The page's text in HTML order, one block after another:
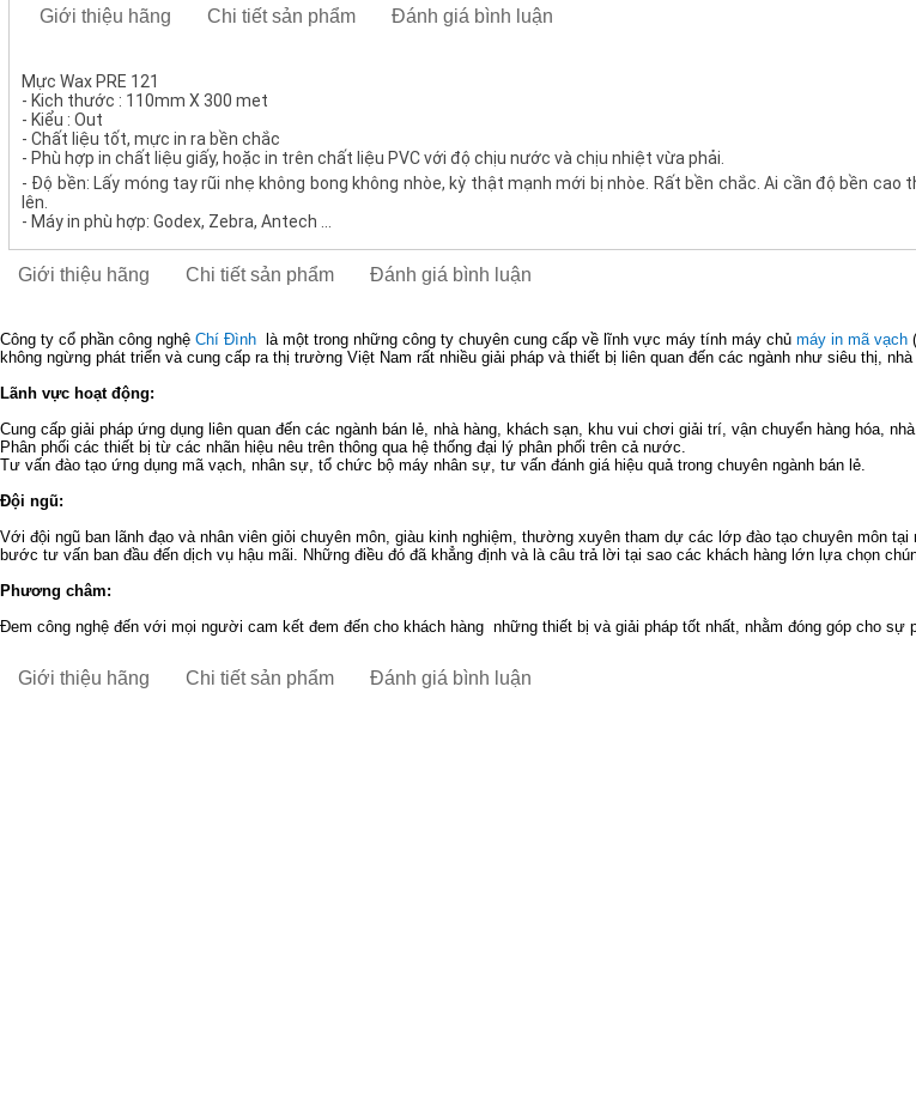
Giới thiệu hãng Chi tiết sản phẩm Đánh giá bình luận
Mực Wax PRE 121
- Kich thước : 110mm X 300 met
- Kiểu : Out
- Chất liệu tốt, mực in ra bền chắc
- Phù hợp in chất liệu giấy, hoặc in trên chất liệu PVC với độ chịu nước và chịu nhiệt vừa phải.
- Độ bền: Lấy móng tay rũi nhẹ không bong không nhòe, kỳ thật mạnh mới bị nhòe. Rất bền chắc. Ai cần độ bền cao
lên.
- Máy in phù hợp: Godex, Zebra, Antech ...
Giới thiệu hãng Chi tiết sản phẩm Đánh giá bình luận
Công ty cổ phần công nghệ Chí Đình là một trong những công ty chuyên cung cấp về lĩnh vực máy tính máy chủ máy in mã vạch
không ngừng phát triển và cung cấp ra thị trường Việt Nam rất nhiều giải pháp và thiết bị liên quan đến các ngành như siêu thị,
Lãnh vực hoạt động:
Cung cấp giải pháp ứng dụng liên quan đến các ngành bán lẻ, nhà hàng, khách sạn, khu vui chơi giải trí, vận chuyển hàng hóa,
Phân phối các thiết bị từ các nhãn hiệu nêu trên thông qua hệ thống đại lý phân phối trên cả nước.
Tư vấn đào tạo ứng dụng mã vạch, nhân sự, tổ chức bộ máy nhân sự, tư vấn đánh giá hiệu quả trong chuyên ngành bán lẻ.
Đội ngũ:
Với đội ngũ ban lãnh đạo và nhân viên giỏi chuyên môn, giàu kinh nghiệm, thường xuyên tham dự các lớp đào tạo chuyên môn
bước tư vấn ban đầu đến dịch vụ hậu mãi. Những điều đó đã khẳng định và là câu trả lời tại sao các khách hàng lớn lựa chọn
Phương châm:
Đem công nghệ đến với mọi người cam kết đem đến cho khách hàng những thiết bị và giải pháp tốt nhất, nhằm đóng góp cho sự
Giới thiệu hãng Chi tiết sản phẩm Đánh giá bình luận